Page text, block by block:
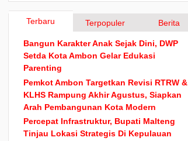
Terbaru Terpopuler Berita
Bangun Karakter Anak Sejak Dini, DWP
Setda Kota Ambon Gelar Edukasi
Parenting
Pemkot Ambon Targetkan Revisi RTRW &
KLHS Rampung Akhir Agustus, Siapkan
Arah Pembangunan Kota Modern
Percepat Infrastruktur, Bupati Malteng
Tinjau Lokasi Strategis Di Kepulauan